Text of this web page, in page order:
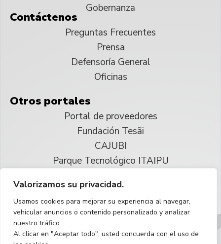
Valorizamos su privacidad.
Usamos cookies para mejorar su experiencia al navegar,
vehicular anuncios o contenido personalizado y analizar
nuestro tráfico.
Al clicar en "Aceptar todo", usted concuerda con el uso de
Gobernanza
Contáctenos
Preguntas Frecuentes
Prensa
Defensoría General
Oficinas
Otros portales
Portal de proveedores
Fundación Tesãi
CAJUBI
Parque Tecnológico ITAIPU
Reservados todos los derechos
Español